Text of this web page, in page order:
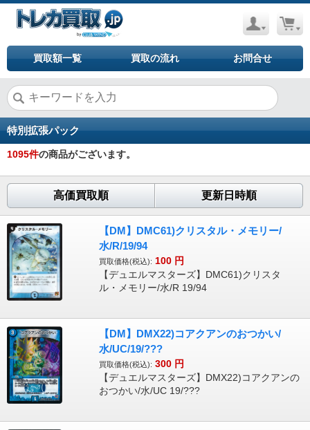
買取額一覧 買取の流れ お問合せ
特別拡張パック
1095件の商品がございます。
高価買取順 更新日時順
【DM】DMC61)クリスタル・メモリー/
水/R/19/94
買取価格(税込): 100 円
【デュエルマスターズ】DMC61)クリスタ
ル・メモリー/水/R 19/94
【DM】DMX22)コアクアンのおつかい/
水/UC/19/???
買取価格(税込): 300 円
【デュエルマスターズ】DMX22)コアクアンの
おつかい/水/UC 19/???